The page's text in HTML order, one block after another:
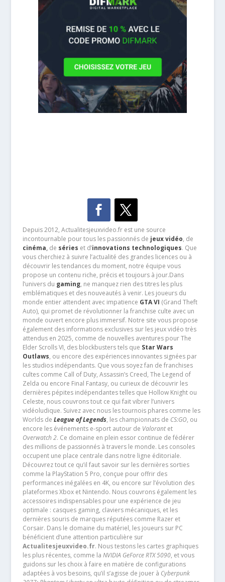
Depuis 2012, Actualitesjeuxvideo.fr est une source
incontournable pour tous les passionnés de jeux vidéo, de
cinéma,de séries et d’innovations technologiques. Que
vous cherchiez à suivre l’actualité des grandes licences ou à
découvrir les tendances du moment, notre équipe vous
propose un contenu riche, précis et toujours à jour.Dans
l’univers du gaming, ne manquez rien des titres les plus
emblématiques et des nouveautés à venir. Les joueurs du
monde entier attendent avec impatience GTA VI (Grand Theft
Auto), qui promet de révolutionner la franchise culte avec un
monde ouvert encore plus immersif. Notre site vous propose
également des informations exclusives sur les jeux vidéo très
attendus en 2025, comme de nouvelles aventures pour The
Elder Scrolls VI, des blockbusters tels que Star Wars
Outlaws, ou encore des expériences innovantes signées par
les studios indépendants. Que vous soyez fan de franchises
cultes comme Call of Duty, Assassin’s Creed, The Legend of
Zelda ou encore Final Fantasy, ou curieux de découvrir les
dernières pépites indépendantes telles que Hollow Knight ou
Celeste, nous couvrons tout ce qui fait vibrer l’univers
vidéoludique. Suivez avec nous les tournois phares comme les
Worlds de League of Legends, les championnats de CS:GO, ou
encore les événements e-sport autour de Valorantet
Overwatch 2. Ce domaine en plein essor continue de fédérer
des millions de passionnés à travers le monde. Les consoles
occupent une place centrale dans notre ligne éditoriale.
Découvrez tout ce qu’il faut savoir sur les dernières sorties
comme la PlayStation 5 Pro, conçue pour offrir des
performances inégalées en 4K, ou encore sur l’évolution des
plateformes Xbox et Nintendo. Nous couvrons également les
accessoires indispensables pour une expérience de jeu
optimale : casques gaming, claviers mécaniques, et les
dernières souris de marques réputées comme Razer et
Corsair. Dans le domaine du matériel, les joueurs sur PC
bénéficient d’une attention particulière sur
Actualitesjeuxvideo.fr. Nous testons les cartes graphiques
les plus récentes, comme la NVIDIA GeForce RTX 5090, et vous
guidons sur les choix à faire en matière de configurations
adaptées à vos besoins, qu’il s’agisse de jouer à Cyberpunk